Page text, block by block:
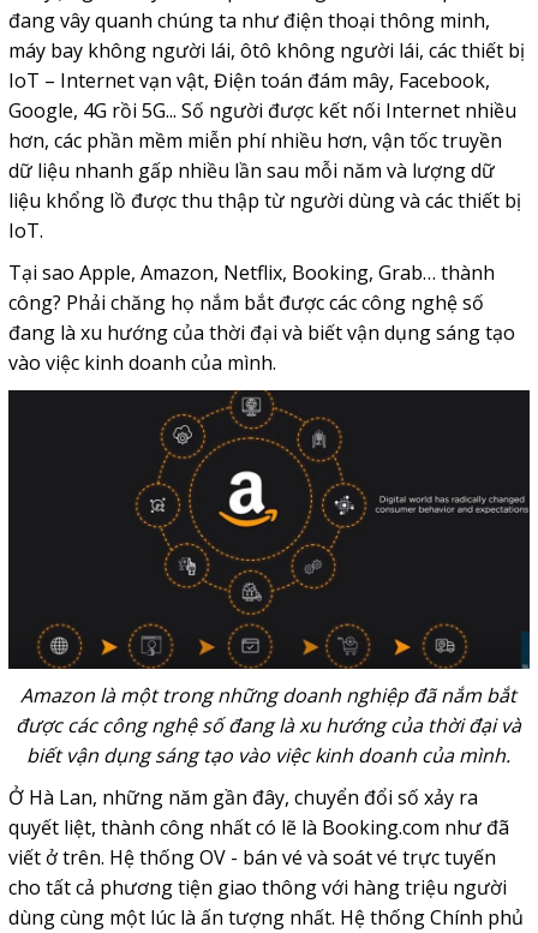
đang vây quanh chúng ta như điện thoại thông minh,
máy bay không người lái, ôtô không người lái, các thiết bị
IoT – Internet vạn vật, Điện toán đám mây, Facebook,
Google, 4G rồi 5G... Số người được kết nối Internet nhiều
hơn, các phần mềm miễn phí nhiều hơn, vận tốc truyền
dữ liệu nhanh gấp nhiều lần sau mỗi năm và lượng dữ
liệu khổng lồ được thu thập từ người dùng và các thiết bị
IoT.
Tại sao Apple, Amazon, Netflix, Booking, Grab… thành
công? Phải chăng họ nắm bắt được các công nghệ số
đang là xu hướng của thời đại và biết vận dụng sáng tạo
vào việc kinh doanh của mình.
Amazon là một trong những doanh nghiệp đã nắm bắt
được các công nghệ số đang là xu hướng của thời đại và
biết vận dụng sáng tạo vào việc kinh doanh của mình.
Ở Hà Lan, những năm gần đây, chuyển đổi số xảy ra
quyết liệt, thành công nhất có lẽ là Booking.com như đã
viết ở trên. Hệ thống OV - bán vé và soát vé trực tuyến
cho tất cả phương tiện giao thông với hàng triệu người
dùng cùng một lúc là ấn tượng nhất. Hệ thống Chính phủ